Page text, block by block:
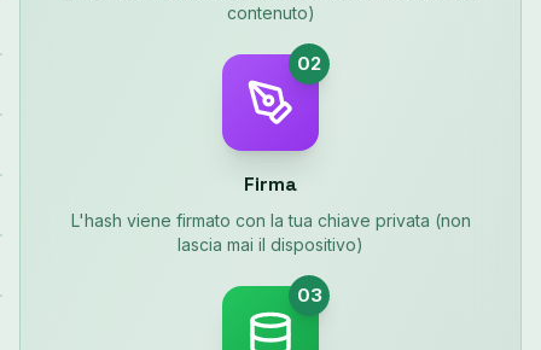
contenuto)
02
Firma
L'hash viene firmato con la tua chiave privata (non
lascia mai il dispositivo)
03